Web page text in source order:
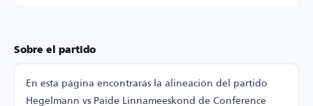
Sobre el partido
En esta página encontrarás la alineación del partido
Hegelmann vs Paide Linnameeskond de Conference